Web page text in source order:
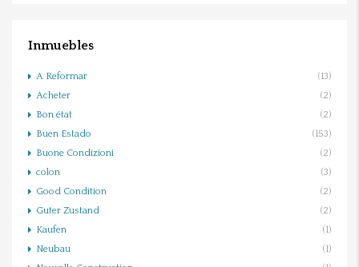
Inmuebles
A Reformar
(13)
Acheter
(2)
Bon état
(2)
Buen Estado
(153)
Buone Condizioni
(2)
colon
(3)
Good Condition
(2)
Guter Zustand
(2)
Kaufen
(1)
Neubau
(1)